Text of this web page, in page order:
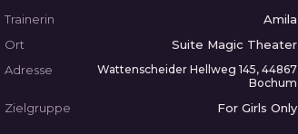
Trainerin
Amila
Ort
Suite Magic Theater
Adresse
Wattenscheider Hellweg 145, 44867
Bochum
Zielgruppe For Girls Only